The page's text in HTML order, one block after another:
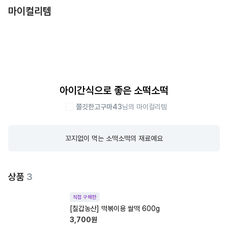
마이컬리템
아이간식으로 좋은 소떡소떡
쫄깃한고구마43님의 마이컬리템
꼬지없이 먹는 소떡소떡의 재료예요
상품 3
직접 구매한
[칠갑농산] 떡볶이용 쌀떡 600g
3,700원